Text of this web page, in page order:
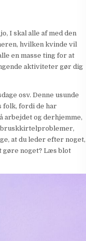
I skal alle af med den
hvilken kvinde vil
en masse ting for at
aktiviteter gør dig
osv. Denne usunde
folk, fordi de har
arbejdet og derhjemme,
at du leder efter noget,
gøre noget? Læs blot